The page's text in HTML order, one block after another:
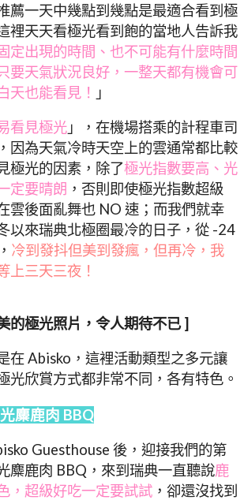
薦一天中幾點到幾點是最適合看到極
裡天天看極光看到飽的當地人告訴我
定出現的時間、也不可能有什麼時間
要天氣狀況良好，一整天都有機會可
天也能看見！ 」
看見極光 」，在機場搭乘的計程車司
因為天氣冷時天空上的雲通常都比較
極光的因素，除了極光指數要高、光
定要晴朗 ，否則即使極光指數超級
雲後面亂舞也 NO 速；而我們就幸
以來瑞典北極圈最冷的日子，從 -24
冷到發抖但美到發瘋，但再冷，我
上三天三夜！
的極光照片，令人期待不已 ]
在 Abisko，這裡活動類型之多元讓
光欣賞方式都非常不同，各有特色。
麋鹿肉 BBQ
Guesthouse 後，迎接我們的第
麋鹿肉 BBQ，來到瑞典一直聽說鹿
，超級好吃一定要試試 ，卻還沒找到